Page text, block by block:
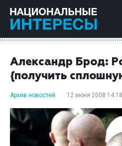
Александр Брод:
{получить
Архив новостей 12 июня 2008 14:18